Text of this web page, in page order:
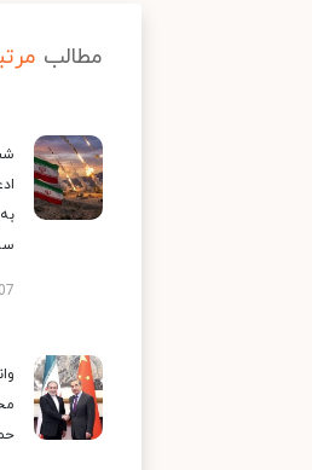
مطالب